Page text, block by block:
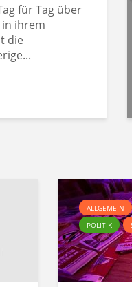
für Tag über
in ihrem
die
ALLGEMEIN
POLITIK